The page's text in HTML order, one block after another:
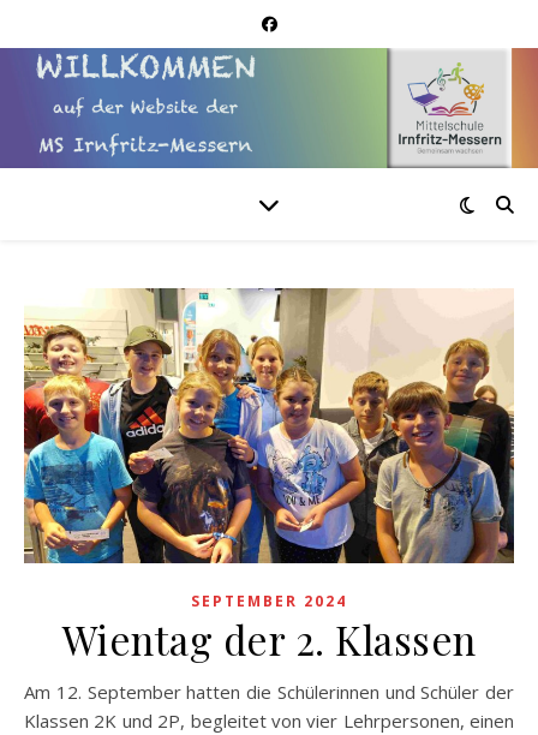
SEPTEMBER 2024
Wientag der 2. Klassen
Am 12. September hatten die Schülerinnen und Schüler der
Klassen 2K und 2P, begleitet von vier Lehrpersonen, einen